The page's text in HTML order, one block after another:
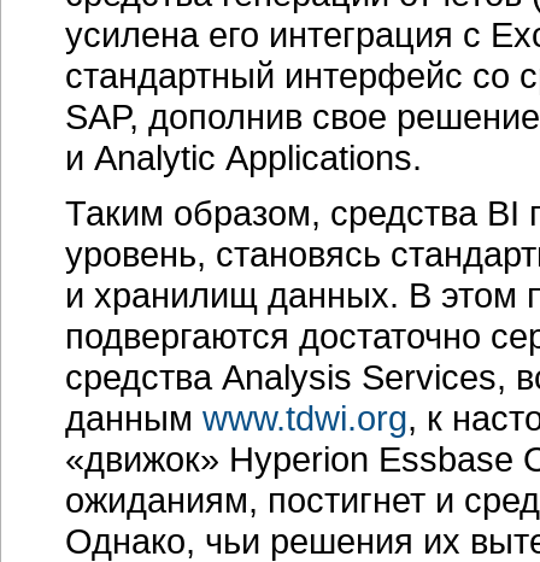
усилена его интеграция с
стандартный интерфейс со
SAP, дополнив свое
и Analytic Applications.
Таким образом, средства BI
уровень, становясь
и хранилищ данных. В этом
подвергаются достаточно
средства Analysis Services,
данным www.tdwi.org, к
«движок» Hyperion Essbase
ожиданиям, постигнет и
Однако, чьи решения их